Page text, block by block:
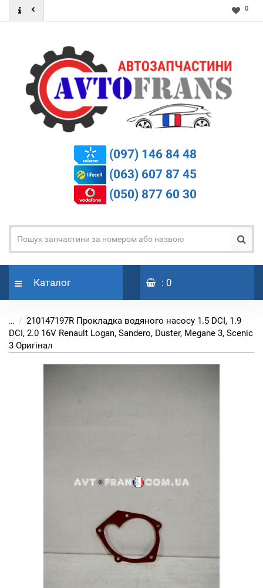
0
(097) 146 84 48
(063) 607 87 45
(050) 877 60 30
Каталог : 0
...
210147197R Прокладка водяного насосу 1.5 DCI, 1.9
DCI, 2.0 16V Renault Logan, Sandero, Duster, Megane 3, Scenic
3 Оригінал